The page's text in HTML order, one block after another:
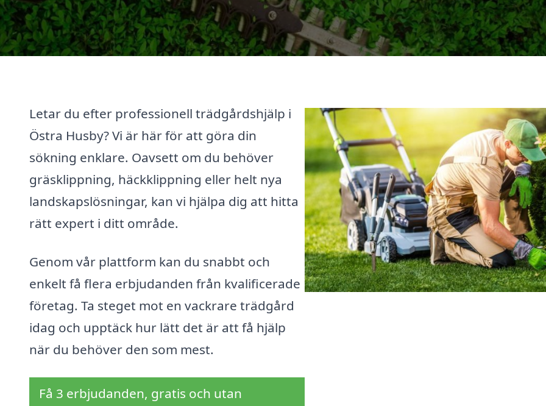
Letar du efter professionell trädgårdshjälp i
Östra Husby? Vi är här för att göra din
sökning enklare. Oavsett om du behöver
gräsklippning, häckklippning eller helt nya
landskapslösningar, kan vi hjälpa dig att hitta
rätt expert i ditt område.
Genom vår plattform kan du snabbt och
enkelt få flera erbjudanden från kvalificerade
företag. Ta steget mot en vackrare trädgård
idag och upptäck hur lätt det är att få hjälp
när du behöver den som mest.
Få 3 erbjudanden, gratis och utan